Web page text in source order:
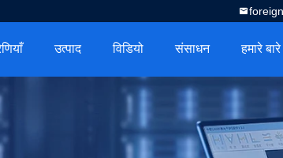
उत्पाद विडियो संसाधन हमारे